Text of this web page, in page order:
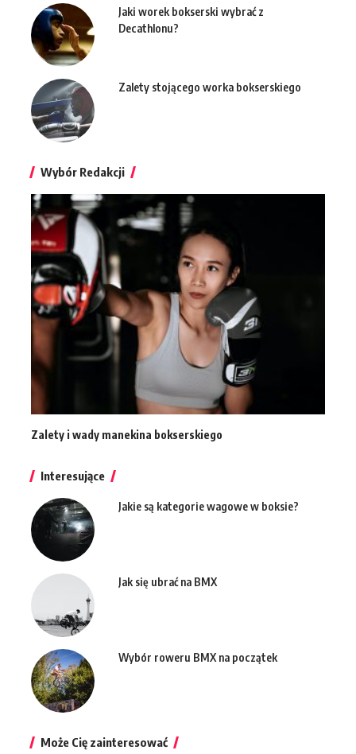
Jaki worek bokserski wybrać z
Decathlonu?
Zalety stojącego worka bokserskiego
Wybór Redakcji
Zalety i wady manekina bokserskiego
Interesujące
Jakie są kategorie wagowe w boksie?
Jak się ubrać na BMX
Wybór roweru BMX na początek
Może Cię zainteresować